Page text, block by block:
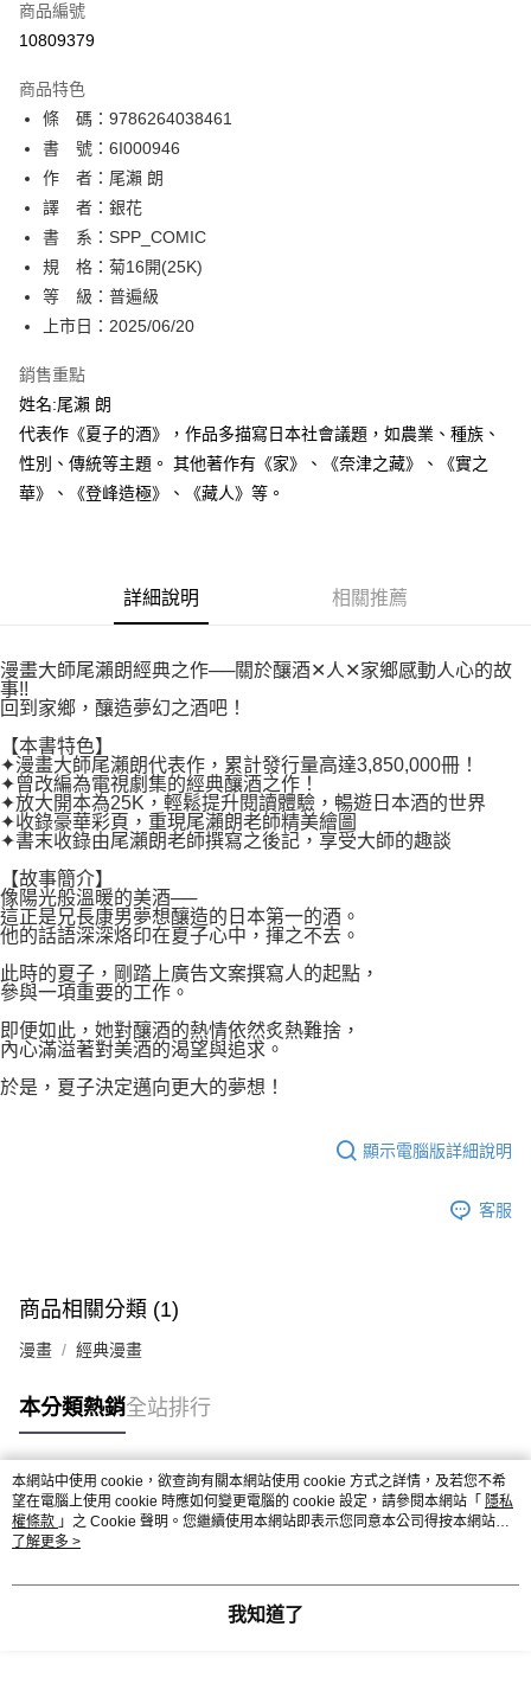
超商取貨付款
相關說明
【關於「AFTEE先享後付」】
AFTEE先享後付是「在收到商品之後才付款」的支付方式。 讓您購物簡單
便利好安心！
１．簡單：不需註冊會員、不需綁卡、不需儲值。
２．便利：只要手機號碼，簡訊認證，即可結帳。
３．安心：先確認商品／服務後，再付款。
【「AFTEE先享後付」結帳流程】
１．於結帳方式選擇「AFTEE先享後付」後，將跳轉至「AFTEE先享後付」
結帳頁面，進行簡訊認證並確認金額後，即可完成結帳。
２．訂單成立數日內，您將收到繳費通知簡訊。
ATM／網路銀行／等多元方式進行付款，方視為交易完成。
※ 請注意：結帳手續完成當下不需立刻繳費，但若您需要取消訂單，請聯絡
購買商品的店家。未經商家同意取消之訂單仍視為有效，需透過AFTEE先享
後付繳納相關費用。
※ 交易是否成功請以「AFTEE先享後付 」之結帳頁面顯示為準，若有關於
是否繳費成功／繳費後需取消欲退款等相關疑問，請聯繫「AFTEE先享後付
易，需依本服務之必要範圍內提供個人資料，並將交易相關給付款項請求債
https://aftee.tw/terms/#terms3
３．未成年的使用者請事先徵得法定代理人或監護人之同意方可使用
「AFTEE先享後付」，若未經同意申辦者引起之損失，本公司不負相關責
任。
４．使用「AFTEE先享後付」時，將依據個別帳號之用戶狀況，依本公司即
時審查核予不同之上限額度；若仍有額度不足之情形，本公司將視審查結果
請求用戶進行身份認證。
５．嚴禁一人註冊多個帳號或使用他人資訊註冊。若發現惡意使用之情形，
恩沛科技股份有限公司將有權停止該用戶之使用額度並採取法律行動。
ATM付款
運送方式
全家取貨付款
每筆NT$80，滿NT$500(含以上)免運費
付款後全家取貨
每筆NT$80，滿NT$500(含以上)免運費
付款後萊爾富取貨
每筆NT$80，滿NT$500(含以上)免運費
付款後7-11取貨
宅配
國家/地區配送 查看運費
商品編號
10809379
商品特色
條 碼：9786264038461
書 號：6I000946
作 者：尾瀨 朗
譯 者：銀花
書 系：SPP_COMIC
規 格：菊16開(25K)
等 級：普遍級
上市日：2025/06/20
銷售重點
姓名:尾瀨 朗
代表作《夏子的酒》，作品多描寫日本社會議題，如農業、種族、
性別、傳統等主題。 其他著作有《家》、《奈津之藏》、《實之
華》、《登峰造極》、《藏人》等。
詳細說明 相關推薦
漫畫大師尾瀨朗經典之作──關於釀酒✕人✕家鄉感動人心的故
事!!
回到家鄉，釀造夢幻之酒吧！
【本書特色】
✦漫畫大師尾瀨朗代表作，累計發行量高達3,850,000冊！
✦曾改編為電視劇集的經典釀酒之作！
✦放大開本為25K，輕鬆提升閱讀體驗，暢遊日本酒的世界
✦收錄豪華彩頁，重現尾瀨朗老師精美繪圖
✦書末收錄由尾瀨朗老師撰寫之後記，享受大師的趣談
【故事簡介】
像陽光般溫暖的美酒──
這正是兄長康男夢想釀造的日本第一的酒。
他的話語深深烙印在夏子心中，揮之不去。
此時的夏子，剛踏上廣告文案撰寫人的起點，
參與一項重要的工作。
即便如此，她對釀酒的熱情依然炙熱難捨，
內心滿溢著對美酒的渴望與追求。
於是，夏子決定邁向更大的夢想！
顯示電腦版詳細說明
客服
商品相關分類 (1)
漫畫 經典漫畫
本分類熱銷全站排行
熱門標籤
本網站中使用 cookie，欲查詢有關本網站使用 cookie 方式之詳情，及若您不希
望在電腦上使用 cookie 時應如何變更電腦的 cookie 設定，請參閱本網站「 隱私
權條款 」之 Cookie 聲明。您繼續使用本網站即表示您同意本公司得按本網站使
用條款之 Cookie 聲明使用 cookie。
了解更多 >
我知道了